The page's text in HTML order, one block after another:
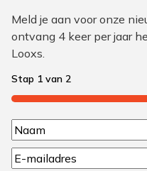
Meld je aan voor onze
ontvang 4 keer per jaar
Looxs.
Stap 1 van 2
50%
N
a
N
a
E